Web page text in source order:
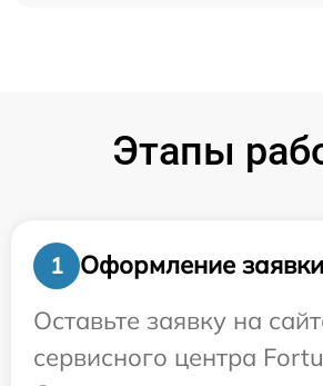
Этапы
1
Оформление заявки
Оставьте заявку на
сервисного центра